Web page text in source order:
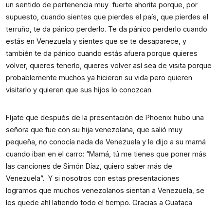
un sentido de pertenencia muy  fuerte ahorita porque, por
supuesto, cuando sientes que pierdes el país, que pierdes el
terruño, te da pánico perderlo. Te da pánico perderlo cuando
estás en Venezuela y sientes que se te desaparece, y
también te da pánico cuando estás afuera porque quieres
volver, quieres tenerlo, quieres volver así sea de visita porque
probablemente muchos ya hicieron su vida pero quieren
visitarlo y quieren que sus hijos lo conozcan.
Fíjate que después de la presentación de Phoenix hubo una
señora que fue con su hija venezolana, que salió muy
pequeña, no conocía nada de Venezuela y le dijo a su mamá
cuando iban en el carro: “Mamá, tú me tienes que poner más
las canciones de Simón Díaz, quiero saber más de
Venezuela”.  Y si nosotros con estas presentaciones
logramos que muchos venezolanos sientan a Venezuela, se
les quede ahí latiendo todo el tiempo. Gracias a Guataca